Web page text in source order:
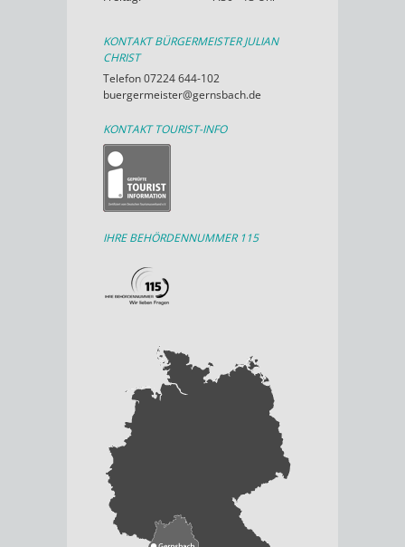
KONTAKT BÜRGERMEISTER JULIAN
CHRIST
Telefon 07224 644-102
buergermeister@gernsbach.de
KONTAKT TOURIST-INFO
IHRE BEHÖRDENNUMMER 115